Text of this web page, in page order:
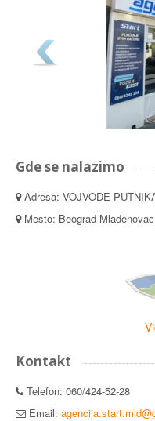
Gde se nalazimo
Adresa: VOJVODE
Mesto: Beograd-Mladenovac
Kontakt
Telefon: 060/424-52-28
Email: